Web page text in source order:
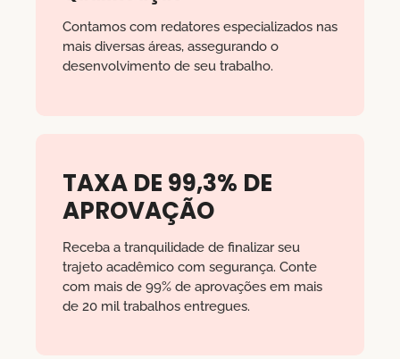
Contamos com redatores especializados nas
mais diversas áreas, assegurando o
desenvolvimento de seu trabalho.
TAXA DE 99,3% DE
APROVAÇÃO
Receba a tranquilidade de finalizar seu
trajeto acadêmico com segurança. Conte
com mais de 99% de aprovações em mais
de 20 mil trabalhos entregues.